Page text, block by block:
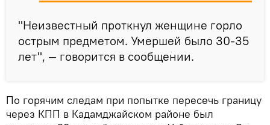
"Неизвестный проткнул женщине горло
острым предметом. Умершей было 30-35
лет", — говорится в сообщении.
По горячим следам при попытке пересечь границу
через КПП в Кадамджайском районе был